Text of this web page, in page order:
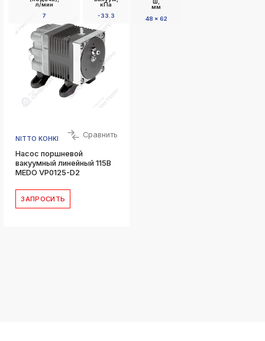
л/мин
7
кПа
-33.3
мм
48 x 62
NITTO KOHKI Сравнить
Насос поршневой
вакуумный линейный 115В
MEDO VP0125-D2
ЗАПРОСИТЬ